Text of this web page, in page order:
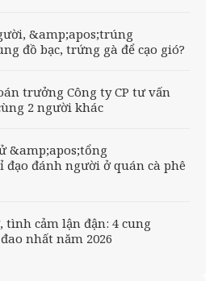
&amp;apos;trúng
đồ bạc, trứng gà để cạo gió?
trưởng Công ty CP tư vấn
2 người khác
&amp;apos;tổng
đạo đánh người ở quán cà phê
tình cảm lận đận: 4 cung
nhất năm 2026